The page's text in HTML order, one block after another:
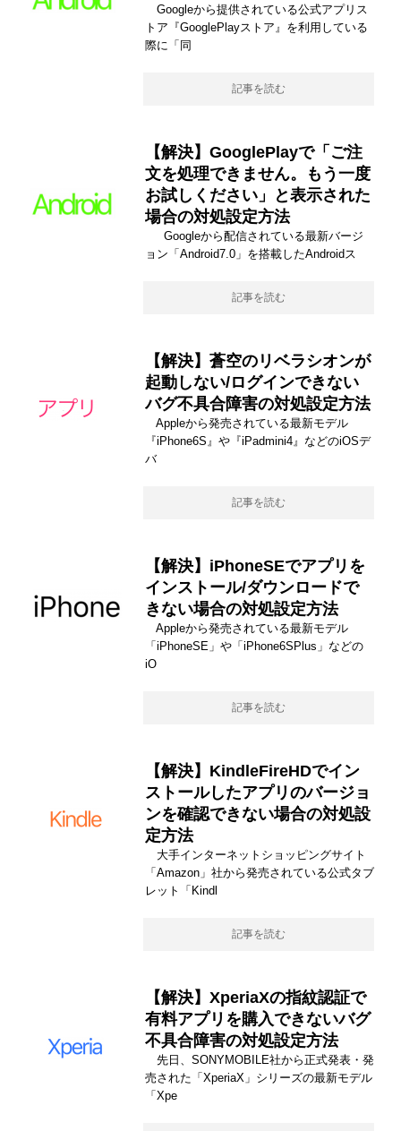
Googleから提供されている公式アプリス
トア『GooglePlayストア』を利用している
際に「同
記事を読む
【解決】GooglePlayで「ご注
文を処理できません。もう一度
お試しください」と表示された
場合の対処設定方法
Googleから配信されている最新バージ
ョン「Android7.0」を搭載したAndroidス
記事を読む
【解決】蒼空のリベラシオンが
起動しない/ログインできない
バグ不具合障害の対処設定方法
Appleから発売されている最新モデル
『iPhone6S』や『iPadmini4』などのiOSデ
バ
記事を読む
【解決】iPhoneSEでアプリを
インストール/ダウンロードで
きない場合の対処設定方法
Appleから発売されている最新モデル
「iPhoneSE」や「iPhone6SPlus」などの
iO
記事を読む
【解決】KindleFireHDでイン
ストールしたアプリのバージョ
ンを確認できない場合の対処設
定方法
大手インターネットショッピングサイト
「Amazon」社から発売されている公式タブ
レット「Kindl
記事を読む
【解決】XperiaXの指紋認証で
有料アプリを購入できないバグ
不具合障害の対処設定方法
先日、SONYMOBILE社から正式発表・発
売された「XperiaX」シリーズの最新モデル
「Xpe